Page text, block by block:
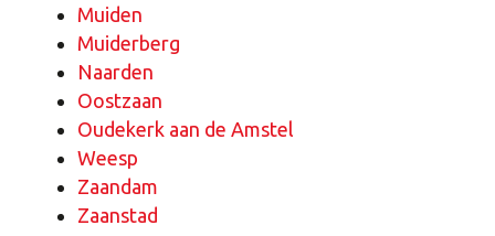
Muiden
Muiderberg
Naarden
Oostzaan
Oudekerk aan de Amstel
Weesp
Zaandam
Zaanstad